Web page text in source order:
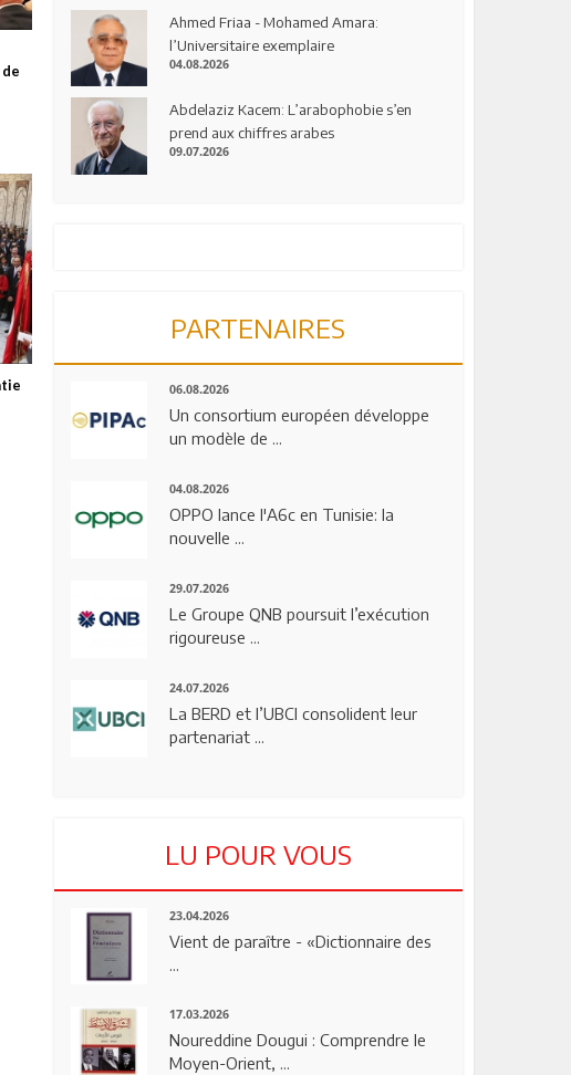
Ahmed Friaa - Mohamed Amara:
l’Universitaire exemplaire
04.08.2026
Abdelaziz Kacem: L’arabophobie s’en
prend aux chiffres arabes
09.07.2026
PARTENAIRES
06.08.2026
Un consortium européen développe
un modèle de ...
04.08.2026
OPPO lance l'A6c en Tunisie: la
nouvelle ...
29.07.2026
Le Groupe QNB poursuit l’exécution
rigoureuse ...
24.07.2026
La BERD et l’UBCI consolident leur
partenariat ...
LU POUR VOUS
23.04.2026
Vient de paraître - «Dictionnaire des
17.03.2026
Noureddine Dougui : Comprendre le
Moyen-Orient, ...